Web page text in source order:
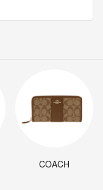
COACH